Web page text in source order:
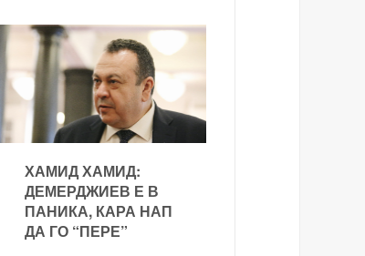
ХАМИД ХАМИД:
ДЕМЕРДЖИЕВ Е В
ПАНИКА, КАРА НАП
ДА ГО “ПЕРЕ”